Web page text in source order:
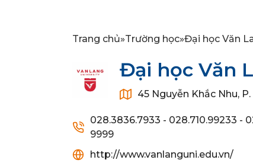
Trang chủ»Trường học»Đại học Văn
Đại học Văn
45 Nguyễn Khắc Nhu,
028.3836.7933 - 028.710.99233 -
9999
http://www.vanlanguni.edu.vn/